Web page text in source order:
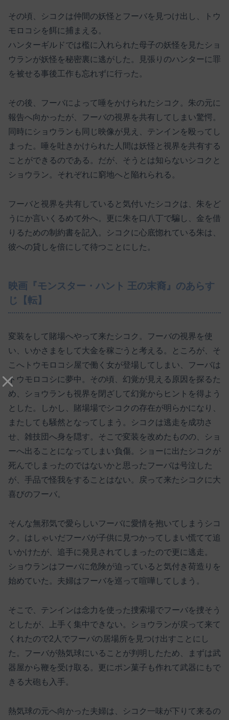
その頃、シコクは仲間の妖怪とフーバを見つけ出し、トウ
モロコシを餌に捕まえる。
ハンターギルドでは檻に入れられた母子の妖怪を見たショ
ウランが妖怪を秘密裏に逃がした。見張りのハンターに罪
を被せる事後工作も忘れずに行った。
その後、フーバによって唾をかけられたシコク。朱の元に
報告へ向かったが、フーバの視界を共有してしまい驚愕。
同時にショウランも同じ映像が見え、テンインを殴ってし
まった。唾を吐きかけられた人間は妖怪と視界を共有する
ことができるのである。だが、そうとは知らないシコクと
ショウラン。それぞれに窮地へと陥れられる。
フーバと視界を共有していると気付いたシコクは、朱をど
うにか言いくるめて外へ。更に朱を口八丁で騙し、金を借
りるための制約書を記入。シコクに心底惚れている朱は、
彼への貸しを倍にして待つことにした。
映画『モンスター・ハント 王の末裔』のあらす
じ【転】
変装をして賭場へやって来たシコク。フーバの視界を使
い、いかさまをして大金を稼ごうと考える。ところが、そ
こへトウモロコシ屋で働く女が登場してしまい、フーバは
トウモロコシに夢中。その頃、幻覚が見える原因を探るた
め、ショウランも視界を閉ざして幻覚からヒントを得よう
とした。しかし、賭場場でシコクの存在が明らかになり、
またしても騒然となってしまう。シコクは逃走を成功さ
せ、雑技団へ身を隠す。そこで変装を改めたものの、ショ
ーへ出ることになってしまい負傷。ショーに出たシコクが
死んでしまったのではないかと思ったフーバは号泣した
が、手品で怪我をすることはない。戻って来たシコクに大
喜びのフーバ。
そんな無邪気で愛らしいフーバに愛情を抱いてしまうシコ
ク。はしゃいだフーバが子供に見つかってしまい慌てて追
いかけたが、追手に発見されてしまったので更に逃走。
ショウランはフーバに危険が迫っていると気付き荷造りを
始めていた。夫婦はフーバを巡って喧嘩してしまう。
そこで、テンインは念力を使った捜索場でフーバを捜そう
としたが、上手く集中できない。ショウランが戻って来て
くれたので2人でフーバの居場所を見つけ出すことにし
た。フーバが熱気球にいることが判明したため、まずは武
器屋から鞭を受け取る。更にポン菓子も作れて武器にもで
きる大砲も入手。
熱気球の元へ向かった夫婦は、シコク一味が下りて来るの